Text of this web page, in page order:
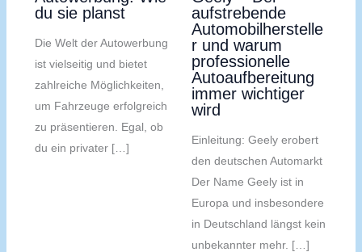
du sie planst
Die Welt der Autowerbung
ist vielseitig und bietet
zahlreiche Möglichkeiten,
um Fahrzeuge erfolgreich
zu präsentieren. Egal, ob
du ein privater […]
aufstrebende
Automobilherstelle
r und warum
professionelle
Autoaufbereitung
immer wichtiger
wird
Einleitung: Geely erobert
den deutschen Automarkt
Der Name Geely ist in
Europa und insbesondere
in Deutschland längst kein
unbekannter mehr. […]